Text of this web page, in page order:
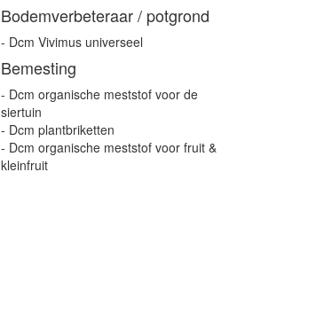
Bodemverbeteraar / potgrond
- Dcm Vivimus universeel
Bemesting
- Dcm organische meststof voor de
siertuin
- Dcm plantbriketten
- Dcm organische meststof voor fruit &
kleinfruit